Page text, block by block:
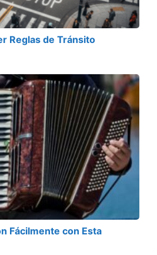
Reglas de Tránsito
Fácilmente con Esta